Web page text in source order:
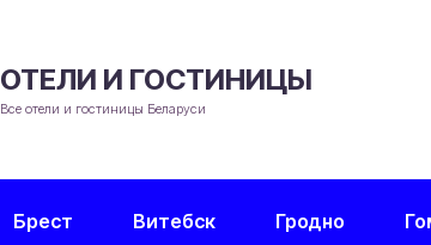
ОТЕЛИ И ГОСТИНИЦЫ
Все отели и гостиницы Беларуси
Брест Витебск Гродно